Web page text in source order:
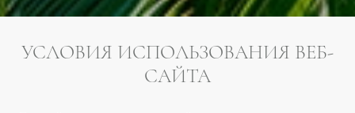
УСЛОВИЯ ИСПОЛЬЗОВАНИЯ ВЕБ-
САЙТА